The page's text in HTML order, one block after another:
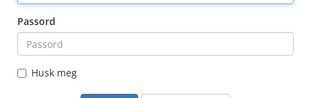
Passord
Husk meg